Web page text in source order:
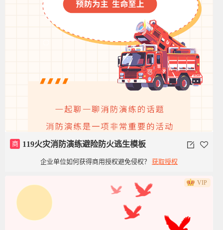
商 119火灾消防演练避险防火逃生模板
企业单位如何获得商用授权避免侵权？ 获取授权
VIP